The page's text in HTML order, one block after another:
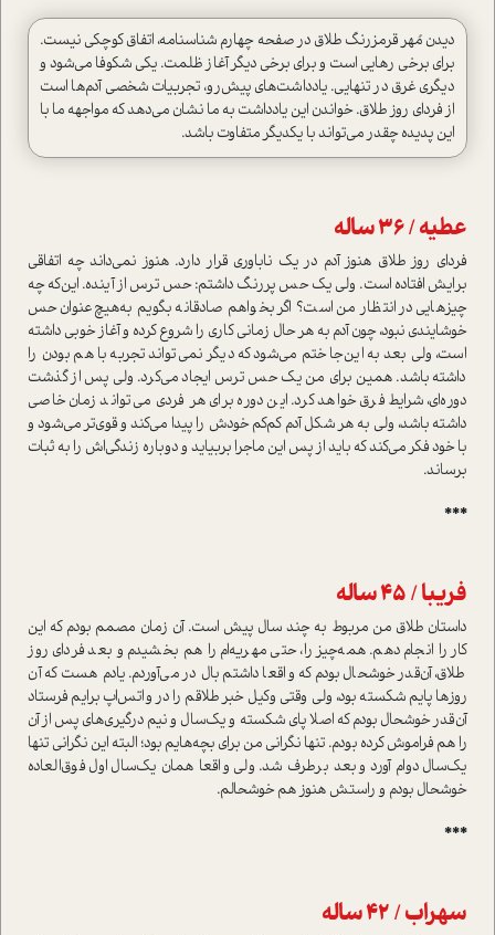
دیدن مُهر قرمز‌رنگ طلاق در صفحه چهارم شناسنامه، اتفاق کوچکی نیست.
برای برخی رهایی ا‌ست و برای برخی دیگر آغاز ظلمت. یکی شکوفا می‌شود و
د‌یگری غرق در تنهایی. یادداشت‌های پیش‌رو، تجربیات شخصی آدم‌ها ا‌ست
از فردای روز طلاق. خواندن این یادداشت به ما نشان می‌دهد که مواجهه ما با
این پدیده چقدر می‌تواند با یکدیگر متفاوت باشد.
عطیه / 36 ساله
فردای روز طلاق هنوز آدم در یک ناباوری قرار دارد. هنوز نمی‌داند چه اتفاقی
برایش افتاده ا‌ست. ولی یک حس پررنگ داشتم: حس ترس از آینده. این‌که چه
چیزهایی در انتظار من ا‌ست؟ اگر بخواهم صادقانه بگویم به‌هیچ‌عنوان حس
خوشایندی نبود، چون آدم به هر حال زمانی کاری را شروع کرده و آغاز خوبی داشته
ا‌ست، ولی بعد به این‌جا ختم می‌شود که دیگر نمی‌تواند تجربه با هم بودن را
داشته باشد. همین برای من یک حس ترس ایجاد می‌کرد. ولی پس از گذشت
دوره‌ای، شرایط فرق خواهد کرد. این دوره برای هر فردی می‌تواند زمان خاصی
داشته باشد، ولی به هر شکل آدم کم‌کم خودش را پیدا می‌کند و قوی‌تر می‌شود و
با خود فکر می‌کند که باید از پس این ماجرا بربیاید و دوباره زندگی‌اش را به ثبات
برساند.
***
فریبا / 45 ساله
دا‌ستان طلاق من مربوط به چند سال‌ پیش ا‌ست. آن زمان مصمم بودم که این
کار را انجام دهم. همه‌چیز را، حتی مهریه‌ام را هم بخشیدم و بعد فردای روز
طلاق، آن‌قدر خوشحال بودم که واقعا داشتم بال در می‌آوردم. یادم هست که آن
روزها پایم شکسته بود، ولی وقتی وکیل خبر طلاقم را در واتس‌اپ برایم فرستاد
آن‌قدر خوشحال بودم که اصلا پای شکسته و یک‌سال و نیم درگیر‌ی‌های پس از آن
را هم فراموش کرده بودم. تنها نگرانی من برای بچه‌هایم بود؛ البته این نگرانی تنها
یک‌سال دوام آورد و بعد برطرف شد. ولی واقعا همان یک‌سال اول فوق‌العاده
خوشحال بودم و را‌ستش هنوز هم خوشحالم.
***
سهراب / 42 ساله